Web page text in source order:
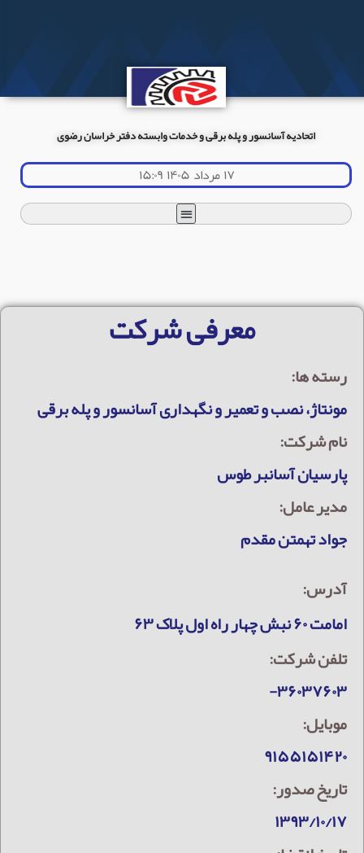
اتحادیه آسانسور و پله برقی و خدمات وابسته دفتر خراسان رضوی
۱۷ مرداد ۱۴۰۵ ۱۵:۰۹
معرفی شرکت
رسته ها:
مونتاژ، نصب و تعمیر و نگهداری آسانسور و پله برقی
نام شرکت:
پارسيان آسانبر طوس
مدیر عامل:
جواد تهمتن مقدم
آدرس:
امامت ۶۰ نبش چهار راه اول پلاک ۶۳
تلفن شرکت:
۳۶۰۳۷۶۰۳-
موبایل:
۹۱۵۵۱۵۱۴۲۰
تاریخ صدور:
۱۳۹۳/۱۰/۱۷